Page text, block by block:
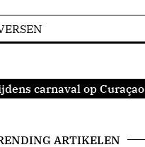
carnaval op Curaçao
ARTIKELEN